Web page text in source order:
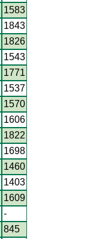
1583
1843
1826
1543
1771
1537
1570
1606
1822
1698
1460
1403
1609
-
845